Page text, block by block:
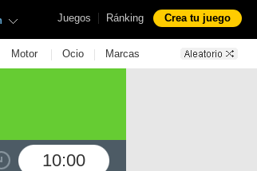
Juegos | Ránking Crea tu juego
Motor | Ocio | Marcas
10:00